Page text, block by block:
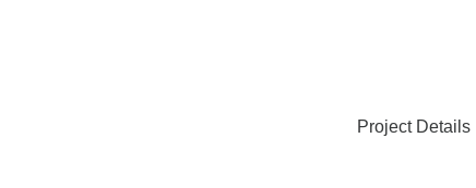
Project Details